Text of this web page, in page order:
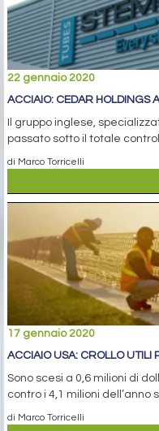
22 gennaio 2020
ACCIAIO: CEDAR HOLDINGS
Il gruppo inglese,
passato sotto il totale
di Marco Torricelli
17 gennaio 2020
ACCIAIO USA: CROLLO UTILI
Sono scesi a 0,6 milioni di
contro i 4,1 milioni dell’anno
di Marco Torricelli